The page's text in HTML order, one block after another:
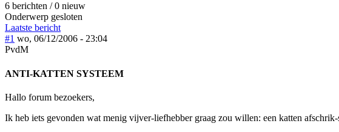
6 berichten / 0 nieuw
Onderwerp gesloten
Laatste bericht
#1 wo, 06/12/2006 - 23:04
PvdM
ANTI-KATTEN SYSTEEM
Hallo forum bezoekers,
Ik heb iets gevonden wat menig vijver-liefhebber graag zou willen: een katten afschrik-